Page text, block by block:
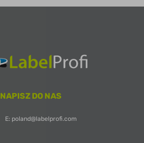
NAPISZ DO NAS
E: poland@labelprofi.com